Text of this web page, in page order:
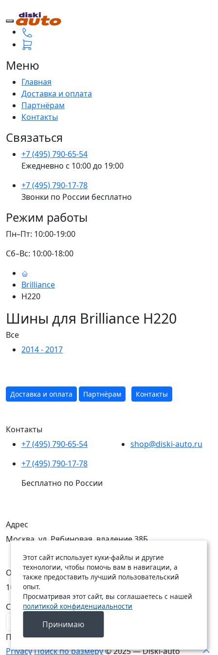
Меню
Главная
Доставка и оплата
Партнёрам
Контакты
Связаться
+7 (495) 790-65-54
Ежедневно с 10:00 до 19:00
+7 (495) 790-17-78
Звонки по России бесплатно
Режим работы
Пн–Пт: 10:00-19:00
Сб–Вс: 10:00-18:00
Brilliance
H220
Шины для Brilliance H220
Все
2014 - 2017
Доставка и оплата Партнёрам Контакты
Контакты
+7 (495) 790-65-54
+7 (495) 790-17-78
Бесплатно по России
shop@diski-auto.ru
Адрес
Москва, ул. Рябиновая, владение 38Б
Открыты
10:00 — 19:00
C Пн по Пт
C Сб по Вс
Подписаться на новости
PrivacyПоиск по размеру© 2025 — Diski-auto
Этот сайт использует куки-файлы и другие
технологии, чтобы помочь вам в навигации, а
также предоставить лучший пользовательский
опыт.
Просматривая этот сайт, вы соглашаетесь с нашей
политикой конфиденциальности
Принимаю